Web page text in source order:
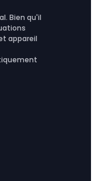
Bien qu'il
appareil